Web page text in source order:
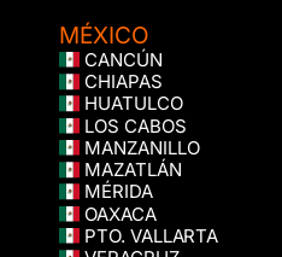
MÉXICO
CANCÚN
CHIAPAS
HUATULCO
LOS CABOS
MANZANILLO
MAZATLÁN
MÉRIDA
OAXACA
PTO. VALLARTA